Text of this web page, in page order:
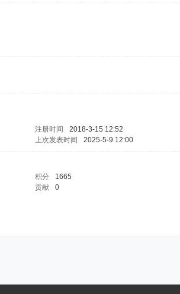
注册时间 2018-3-15 12:52
上次发表时间 2025-5-9 12:00
积分 1665
贡献 0